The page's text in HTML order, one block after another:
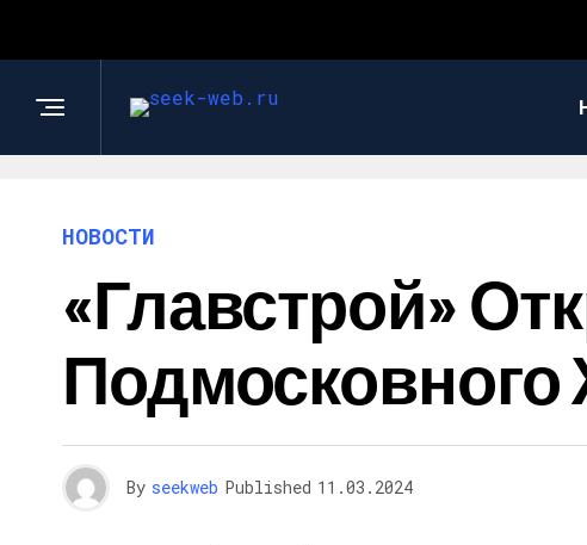
НОВОСТИ
«Главстрой»
By seekweb Published 11.03.2024